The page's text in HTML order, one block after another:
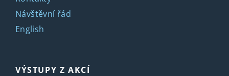
Návštěvní řád
English
VÝSTUPY Z AKCÍ